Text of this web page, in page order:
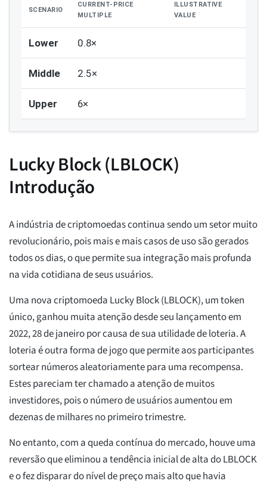
SCENARIO
CURRENT-PRICE
MULTIPLE
ILLUSTRATIVE
VALUE
Lower 0.8×
Middle 2.5×
Upper 6×
Lucky Block (LBLOCK)
Introdução
A indústria de criptomoedas continua sendo um setor muito
revolucionário, pois mais e mais casos de uso são gerados
todos os dias, o que permite sua integração mais profunda
na vida cotidiana de seus usuários.
Uma nova criptomoeda Lucky Block (LBLOCK), um token
único, ganhou muita atenção desde seu lançamento em
2022, 28 de janeiro por causa de sua utilidade de loteria. A
loteria é outra forma de jogo que permite aos participantes
sortear números aleatoriamente para uma recompensa.
Estes pareciam ter chamado a atenção de muitos
investidores, pois o número de usuários aumentou em
dezenas de milhares no primeiro trimestre.
No entanto, com a queda contínua do mercado, houve uma
reversão que eliminou a tendência inicial de alta do LBLOCK
e o fez disparar do nível de preço mais alto que havia